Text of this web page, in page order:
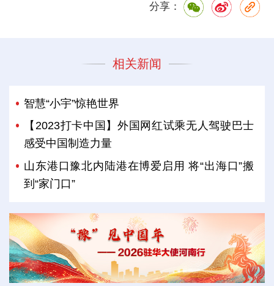
分享：
相关新闻
智慧“小宇”惊艳世界
【2023打卡中国】外国网红试乘无人驾驶巴士
感受中国制造力量
山东港口豫北内陆港在博爱启用 将“出海口”搬
到“家门口”